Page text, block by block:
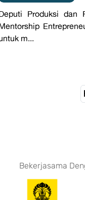
Produksi dan
m...
Bekerjasama